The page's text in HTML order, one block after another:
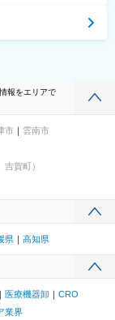
報をエリアで
市
雲南市
吉賀町）
県 高知県
医療機器卸
CRO
業界